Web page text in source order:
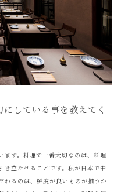
している事を教えてく
ます。料理で一番大切なのは、料理
き立たせることです。私が日本で中
わるのは、鮮度が良いものが揃うか